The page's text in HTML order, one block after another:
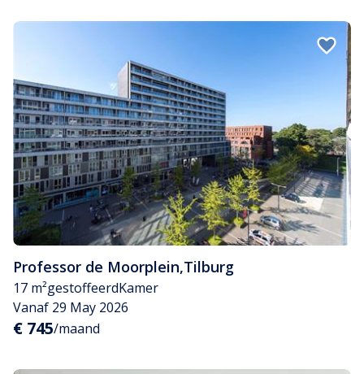
Professor de Moorplein,Tilburg
17 m²gestoffeerdKamer
Vanaf 29 May 2026
€ 745/maand